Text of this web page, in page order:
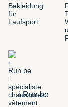
i-Run.be